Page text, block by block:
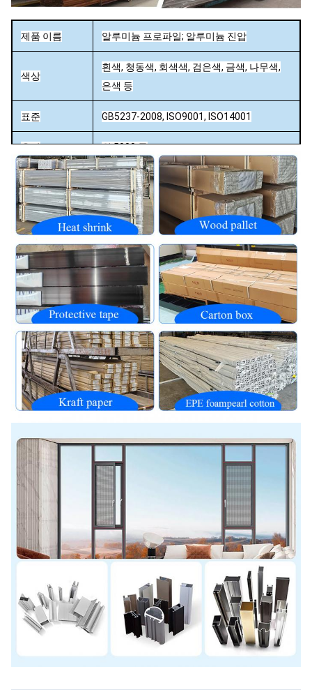
제품 이름 알루미늄 프로파일; 알루미늄 진압
색상
흰색, 청동색, 회색색, 검은색, 금색, 나무색,
은색 등
표준 GB5237-2008, ISO9001, ISO14001
용량 월 5000 톤
표면 마감
밀 / 애노디제 (산화) / 모래 폭발 / 파우더 코
팅 / 전자 분해 / PVDF 코팅 / 나무 효과.